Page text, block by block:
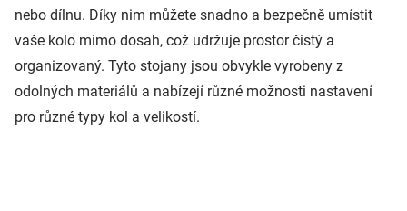
nebo dílnu. Díky nim můžete snadno a bezpečně umístit
vaše kolo mimo dosah, což udržuje prostor čistý a
organizovaný. Tyto stojany jsou obvykle vyrobeny z
odolných materiálů a nabízejí různé možnosti nastavení
pro různé typy kol a velikostí.